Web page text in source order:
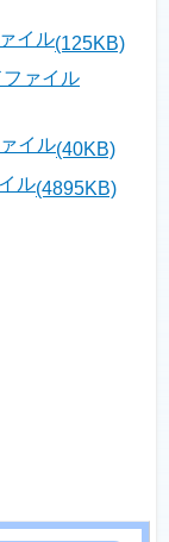
(125KB)
(40KB)
(4895KB)